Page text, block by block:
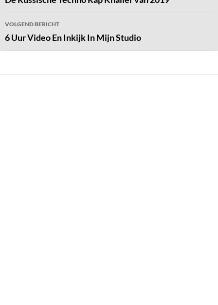
VOLGEND BERICHT
6 Uur Video En Inkijk In Mijn Studio